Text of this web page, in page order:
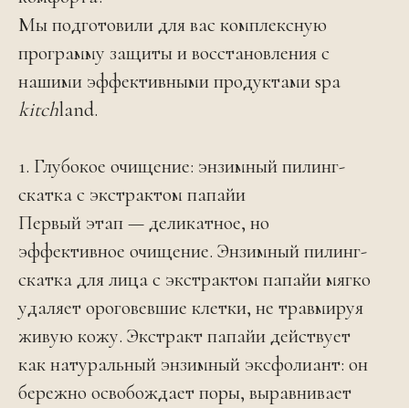
Мы подготовили для вас комплексную
программу защиты и восстановления с
нашими эффективными продуктами spa
kitchland.
1. Глубокое очищение: энзимный пилинг-
скатка с экстрактом папайи
Первый этап — деликатное, но
эффективное очищение. Энзимный пилинг-
скатка для лица с экстрактом папайи мягко
удаляет ороговевшие клетки, не травмируя
живую кожу. Экстракт папайи действует
как натуральный энзимный эксфолиант: он
бережно освобождает поры, выравнивает